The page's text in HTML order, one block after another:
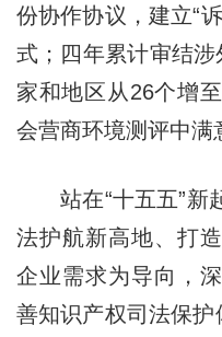
份协作协议，建立“
式；四年累计审结
家和地区从26个增
会营商环境测评中满
站在“十五五”新
法护航新高地、打
企业需求为导向，
善知识产权司法保护